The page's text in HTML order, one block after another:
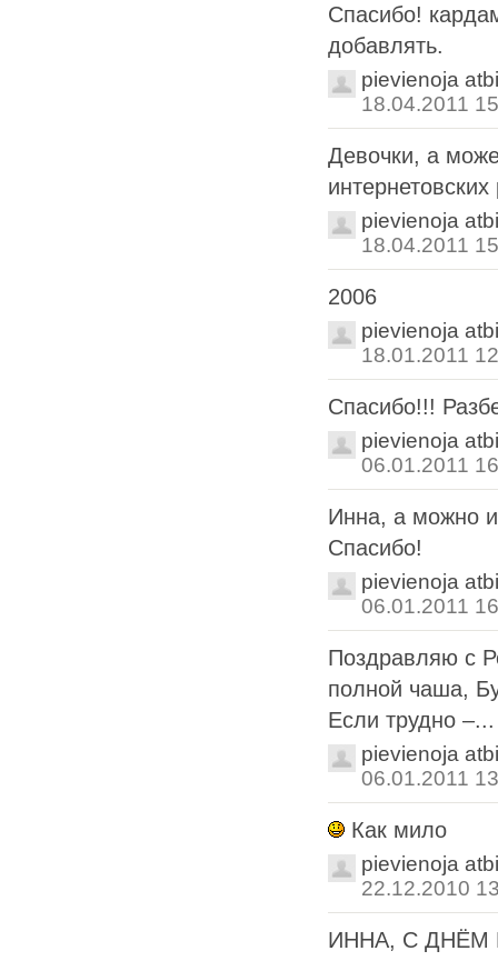
Спасибо!
добавлять.
pievienoja
18.04.2011
Девочки, а
pievienoja
18.04.2011
2006
pievienoja
18.01.2011
Спасибо!!!
pievienoja
06.01.2011
Инна, а можно и
Спасибо!
pievienoja
06.01.2011
Поздравляю с
полной чаша,
Если трудно –...
pievienoja
06.01.2011
Как мило
pievienoja
22.12.2010
ИННА, С ДНЁМ